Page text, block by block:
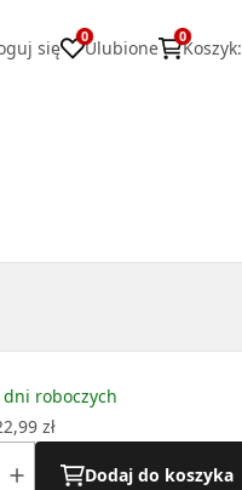
się
0
Ulubione
0
Koszyk:
dni roboczych
zł
Dodaj do koszyka